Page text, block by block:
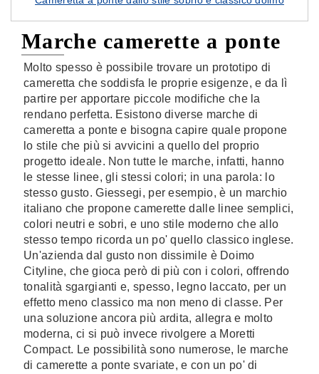
Marche camerette a ponte
Molto spesso è possibile trovare un prototipo di
cameretta che soddisfa le proprie esigenze, e da lì
partire per apportare piccole modifiche che la
rendano perfetta. Esistono diverse marche di
cameretta a ponte e bisogna capire quale propone
lo stile che più si avvicini a quello del proprio
progetto ideale. Non tutte le marche, infatti, hanno
le stesse linee, gli stessi colori; in una parola: lo
stesso gusto. Giessegi, per esempio, è un marchio
italiano che propone camerette dalle linee semplici,
colori neutri e sobri, e uno stile moderno che allo
stesso tempo ricorda un po' quello classico inglese.
Un'azienda dal gusto non dissimile è Doimo
Cityline, che gioca però di più con i colori, offrendo
tonalità sgargianti e, spesso, legno laccato, per un
effetto meno classico ma non meno di classe. Per
una soluzione ancora più ardita, allegra e molto
moderna, ci si può invece rivolgere a Moretti
Compact. Le possibilità sono numerose, le marche
di camerette a ponte svariate, e con un po' di